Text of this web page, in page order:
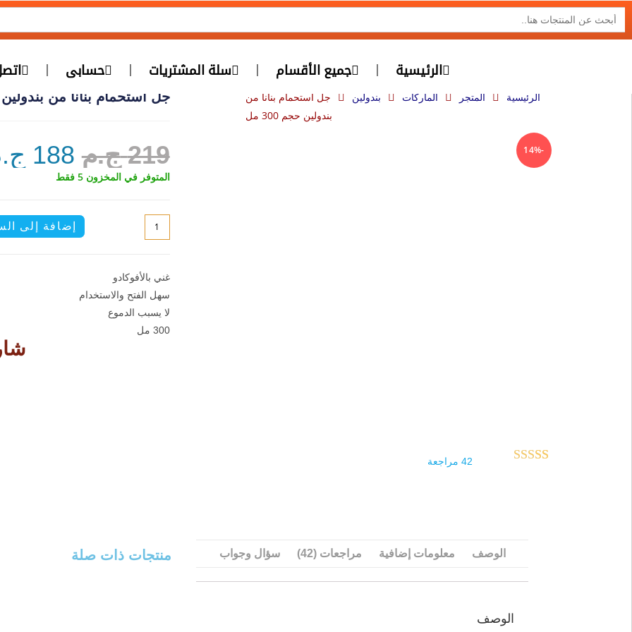
Search
for:
SEARCH BUTTON
الرئيسية جميع الأقسام سلة المشتريات حسابى
الرئيسية المتجر الماركات بندولين
جل استحمام بنانا من
بندولين حجم 300 مل
-14%
42مراجعة
جل استحمام بنانا من
219 ج.م 188
المتوفر في المخزون 5 فقط
إضافة إلى
غني بالأفوكادو
سهل الفتح والاستخدام
لا يسبب الدموع
300 مل
الوصف معلومات إضافية مراجعات (42) سؤال وجواب
الوصف
منتجات ذات صلة